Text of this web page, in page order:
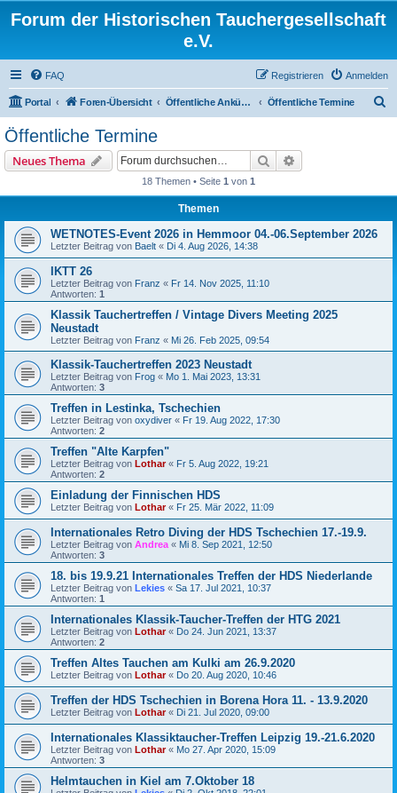
Forum der Historischen Tauchergesellschaft
e.V.
FAQ Anmelden
Registrieren
Portal Foren-Übersicht Öffentliche Ankündigungen Öffentliche Termine
Öffentliche Termine
Neues Thema Suche
18 Themen • Seite 1 von 1
Themen
WETNOTES-Event 2026 in Hemmoor 04.-06.September 2026
Letzter Beitrag von Baelt « Di 4. Aug 2026, 14:38
IKTT 26
Letzter Beitrag von Franz « Fr 14. Nov 2025, 11:10
Antworten: 1
Klassik Tauchertreffen / Vintage Divers Meeting 2025
Neustadt
Letzter Beitrag von Franz « Mi 26. Feb 2025, 09:54
Klassik-Tauchertreffen 2023 Neustadt
Letzter Beitrag von Frog « Mo 1. Mai 2023, 13:31
Antworten: 3
Treffen in Lestinka, Tschechien
Letzter Beitrag von oxydiver « Fr 19. Aug 2022, 17:30
Antworten: 2
Treffen "Alte Karpfen"
Letzter Beitrag von Lothar« Fr 5. Aug 2022, 19:21
Antworten: 2
Einladung der Finnischen HDS
Letzter Beitrag von Lothar« Fr 25. Mär 2022, 11:09
Internationales Retro Diving der HDS Tschechien 17.-19.9.
Letzter Beitrag von Andrea « Mi 8. Sep 2021, 12:50
Antworten: 3
18. bis 19.9.21 Internationales Treffen der HDS Niederlande
Letzter Beitrag von Lekies « Sa 17. Jul 2021, 10:37
Antworten: 1
Internationales Klassik-Taucher-Treffen der HTG 2021
Letzter Beitrag von Lothar« Do 24. Jun 2021, 13:37
Antworten: 2
Treffen Altes Tauchen am Kulki am 26.9.2020
Letzter Beitrag von Lothar« Do 20. Aug 2020, 10:46
Treffen der HDS Tschechien in Borena Hora 11. - 13.9.2020
Letzter Beitrag von Lothar« Di 21. Jul 2020, 09:00
Internationales Klassiktaucher-Treffen Leipzig 19.-21.6.2020
Letzter Beitrag von Lothar« Mo 27. Apr 2020, 15:09
Antworten: 3
Helmtauchen in Kiel am 7.Oktober 18